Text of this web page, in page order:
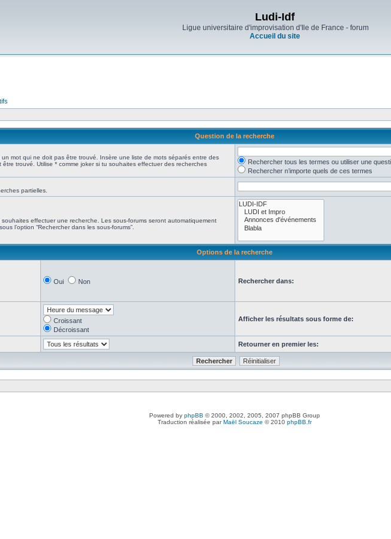
Ludi-Idf
Ligue universitaire d'improvisation d'Ile de France - forum
Accueil du site
Question de la recherche
un mot qui ne doit pas être trouvé. Insère une liste de mots séparés entre des
être trouvé. Utilise * comme joker si tu souhaites effectuer des recherches
Rechercher tous les termes ou utiliser une
Rechercher n’importe quels de ces termes
partielles.
effectuer une recherche. Les sous-forums seront automatiquement
l’option “Rechercher dans les sous-forums”.
Options de la recherche
Oui Non Rechercher dans:
Croissant
Décroissant
Afficher les résultats sous forme de:
Retourner en premier les:
Powered by phpBB © 2000, 2002, 2005, 2007 phpBB Group
Traduction réalisée parMaël Soucaze © 2010 phpBB.fr